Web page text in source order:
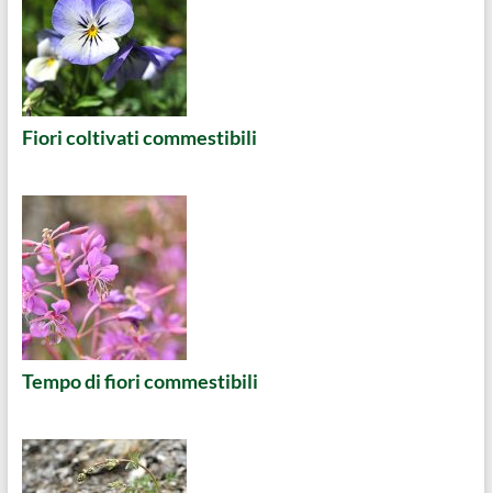
Fiori coltivati commestibili
Tempo di fiori commestibili